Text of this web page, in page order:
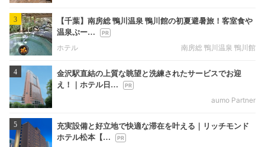
3
【千葉】南房総 鴨川温泉 鴨川館の初夏避暑旅！客室食や
温泉ぷー…
ホテル
南房総 鴨川温泉 鴨川館
4
金沢駅直結の上質な眺望と洗練されたサービスでお迎
え！｜ホテル日…
aumo Partner
5
充実設備と好立地で快適な滞在を叶える｜リッチモンド
ホテル松本【…